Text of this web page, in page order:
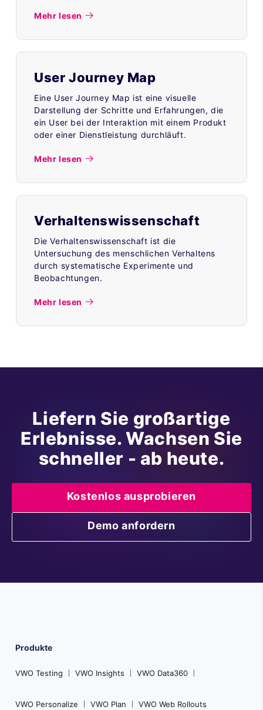
Mehr lesen
User Journey Map
Eine User Journey Map ist eine visuelle
Darstellung der Schritte und Erfahrungen, die
ein User bei der Interaktion mit einem Produkt
oder einer Dienstleistung durchläuft.
Mehr lesen
Verhaltenswissenschaft
Die Verhaltenswissenschaft ist die
Untersuchung des menschlichen Verhaltens
durch systematische Experimente und
Beobachtungen.
Mehr lesen
Liefern Sie großartige
Erlebnisse. Wachsen Sie
schneller - ab heute.
Kostenlos ausprobieren
Demo anfordern
Produkte
VWO Testing VWO Insights VWO Data360
VWO Personalize VWO Plan VWO Web Rollouts